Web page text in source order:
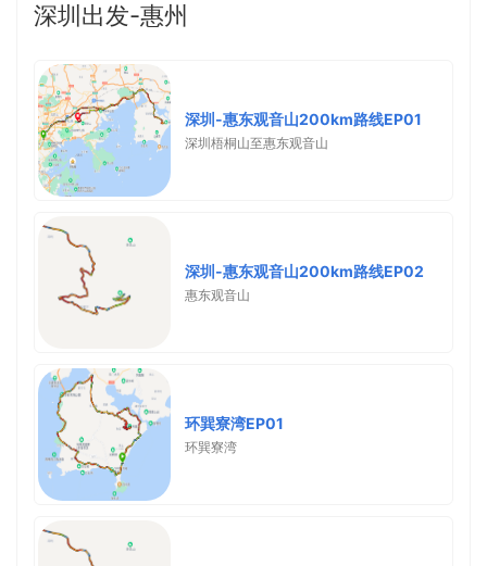
深圳出发-惠州
深圳-惠东观音山200km路线EP01
深圳梧桐山至惠东观音山
深圳-惠东观音山200km路线EP02
惠东观音山
环巽寮湾EP01
环巽寮湾